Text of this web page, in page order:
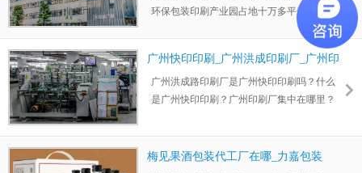
环保包装印刷产业园占地十万多平米，厂房
面积七万平米，5天可生产交付600吨的包装
纸箱或彩箱，10天可生产交付1400吨的包装
纸盒或彩盒，3天可生产交付1200吨的瓦楞纸
板。
广州快印印刷_广州洪成印刷厂_广州印
刷厂集中在哪里
广州洪成路印刷厂是广州快印印刷吗？什么
是广州快印印刷？广州印刷厂集中在哪里？
园。力嘉环保包装印刷产业园位于桥头镇南
五路68号。
梅见果酒包装代工厂在哪_力嘉包装